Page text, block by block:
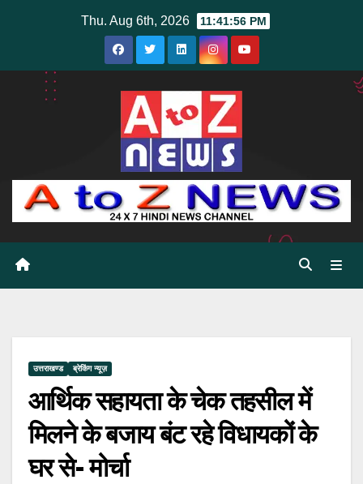
Thu. Aug 6th, 2026 11:41:57 PM
उत्तराखण्ड ब्रेकिंग न्यूज़
आर्थिक सहायता के चेक तहसील में
मिलने के बजाय बंट रहे विधायकों के
घर से- मोर्चा